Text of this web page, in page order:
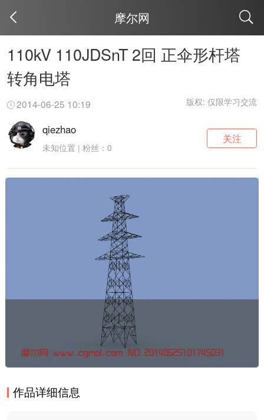
摩尔网
110kV 110JDSnT 2回 正伞形杆塔
转角电塔
2014-06-25 10:19 版权: 仅限学习交流
qiezhao
未知位置 | 粉丝：0
关注
作品详细信息
取消